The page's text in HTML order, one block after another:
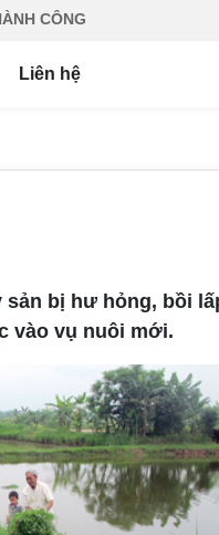
CÔNG
Liên hệ
bị hư hỏng, bồi
vào vụ nuôi mới.